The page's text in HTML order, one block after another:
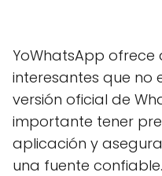
YoWhatsApp
interesantes que no
versión oficial de
importante tener
aplicación y
una fuente